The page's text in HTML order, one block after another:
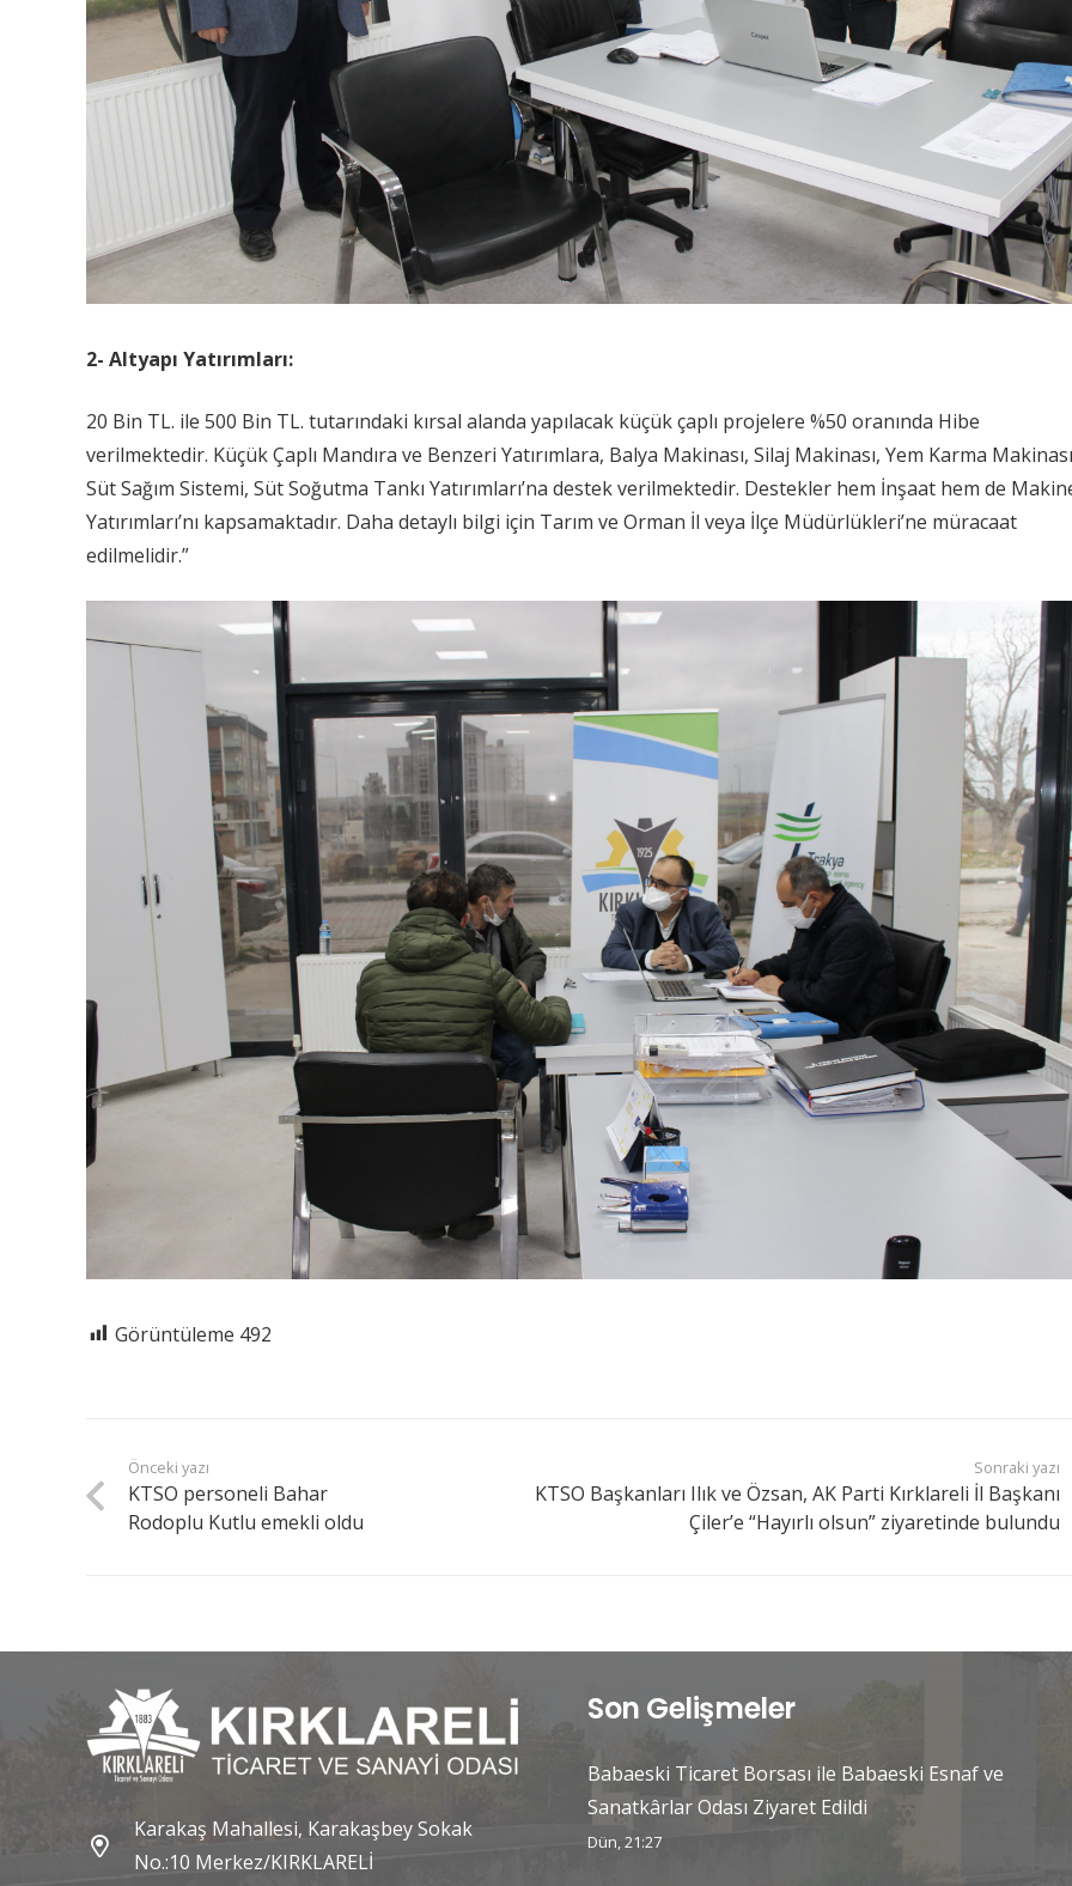
2- Altyapı Yatırımları:
20 Bin TL. ile 500 Bin TL. tutarındaki kırsal alanda yapılacak küçük çaplı projelere %50 oranında Hibe
verilmektedir. Küçük Çaplı Mandıra ve Benzeri Yatırımlara, Balya Makinası, Silaj Makinası, Yem Karma
Süt Sağım Sistemi, Süt Soğutma Tankı Yatırımları’na destek verilmektedir. Destekler hem İnşaat hem de
Yatırımları’nı kapsamaktadır. Daha detaylı bilgi için Tarım ve Orman İl veya İlçe Müdürlükleri’ne müracaat
edilmelidir.”
Görüntüleme 492
Önceki yazı
KTSO personeli Bahar
Rodoplu Kutlu emekli oldu
Sonraki yazı
KTSO Başkanları Ilık ve Özsan, AK Parti Kırklareli İl Başkanı
Çiler’e “Hayırlı olsun” ziyaretinde bulundu
Karakaş Mahallesi, Karakaşbey Sokak
No.:10 Merkez/KIRKLARELİ
Son Gelişmeler
Babaeski Ticaret Borsası ile Babaeski Esnaf ve
Sanatkârlar Odası Ziyaret Edildi
Dün, 21:27